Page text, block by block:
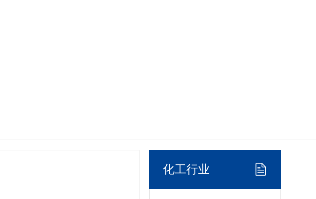
化工行业